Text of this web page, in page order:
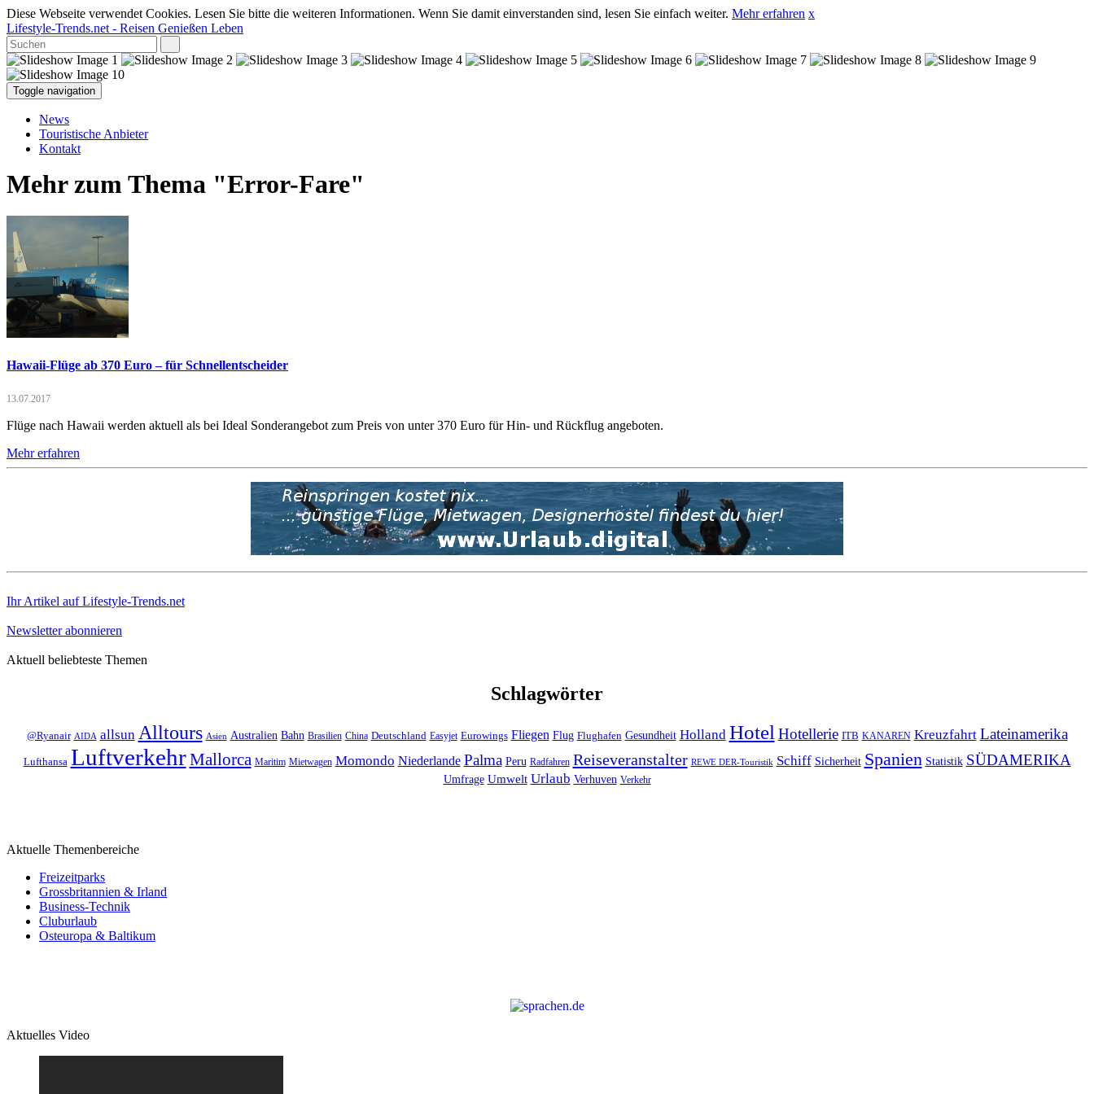
Diese Webseite verwendet Cookies. Lesen Sie bitte die weiteren Informationen. Wenn Sie damit einverstanden sind, lesen Sie einfach weiter. Mehr erfahren x
Lifestyle-Trends.net - Reisen Genießen Leben
Toggle navigation
News
Touristische Anbieter
Kontakt
Mehr zum Thema "Error-Fare"
Hawaii-Flüge ab 370 Euro – für Schnellentscheider
13.07.2017
Flüge nach Hawaii werden aktuell als bei Ideal Sonderangebot zum Preis von unter 370 Euro für Hin- und Rückflug angeboten.
Mehr erfahren
Ihr Artikel auf Lifestyle-Trends.net
Newsletter abonnieren
Aktuell beliebteste Themen
Schlagwörter
@Ryanair AIDA allsun Alltours Asien Australien Bahn Brasilien China Deutschland Easyjet Eurowings Fliegen Flug Flughafen Gesundheit Holland Hotel Hotellerie ITB KANAREN Kreuzfahrt Lateinamerika
Lufthansa LuftverkehrMallorca Maritim Mietwagen Momondo Niederlande Palma Peru Radfahren Reiseveranstalter REWE DER-Touristik Schiff Sicherheit Spanien Statistik SÜDAMERIKA
Umfrage Umwelt Urlaub Verhuven Verkehr
Aktuelle Themenbereiche
Freizeitparks
Grossbritannien & Irland
Business-Technik
Cluburlaub
Osteuropa & Baltikum
Aktuelles Video